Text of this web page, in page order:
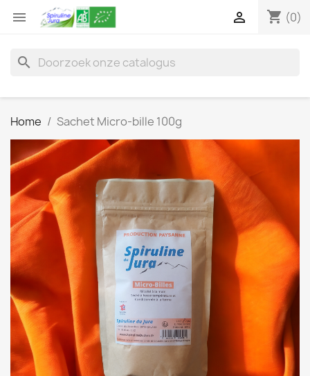
 shopping_cart (0)

search
Home Sachet Micro-bille 100g